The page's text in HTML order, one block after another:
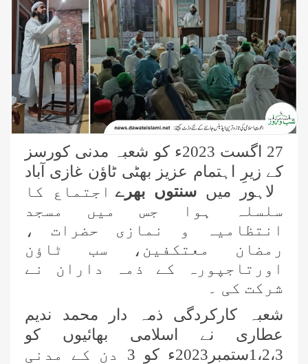
27 اگست 2023ء کو شعبہ مدنی کورسز
کے زیرِ اہتمام عزیز بھٹی ٹاؤن غازی آباد
لاہور میںسنتوں بھرے اجتماع کا
سلسلہ ہوا جس میں مسجد
انتظامیہ و نمازی حضرات ،
رمضان معتکفین، سب ٹاؤن
اورتاجپورہ کے ذمہ داران نے
شرکت کی ۔
شعبہ کارکردگی ذمہ دار محمد ندیم
عطاری نے اسلامی بھائیوں کو
1،2،3ستمبر2023ء کو 3 دن کے مدنی